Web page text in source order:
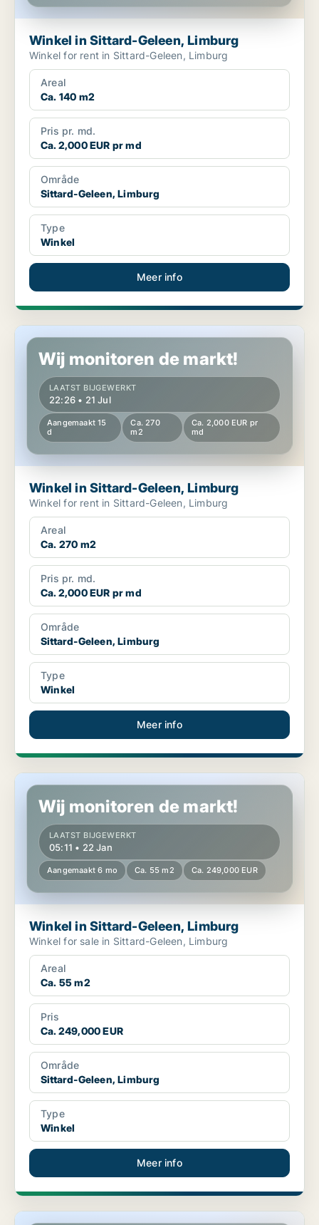
Winkel in Sittard-Geleen, Limburg
Winkel for rent in Sittard-Geleen, Limburg
Areal
Ca. 140 m2
Pris pr. md.
Ca. 2,000 EUR pr md
Område
Sittard-Geleen, Limburg
Type
Winkel
Meer info
Winkel in Sittard-Geleen, Limburg
Wij monitoren de markt!
LAATST BIJGEWERKT
22:26 • 21 Jul
Aangemaakt 15
d
Ca. 270
m2
Ca. 2,000 EUR pr
md
Winkel in Sittard-Geleen, Limburg
Winkel for rent in Sittard-Geleen, Limburg
Areal
Ca. 270 m2
Pris pr. md.
Ca. 2,000 EUR pr md
Område
Sittard-Geleen, Limburg
Type
Winkel
Meer info
Winkel in Sittard-Geleen, Limburg
Wij monitoren de markt!
LAATST BIJGEWERKT
05:11 • 22 Jan
Aangemaakt 6 mo Ca. 55 m2 Ca. 249,000 EUR
Winkel in Sittard-Geleen, Limburg
Winkel for sale in Sittard-Geleen, Limburg
Areal
Ca. 55 m2
Pris
Ca. 249,000 EUR
Område
Sittard-Geleen, Limburg
Type
Winkel
Meer info
Winkel in Sittard-Geleen, Limburg